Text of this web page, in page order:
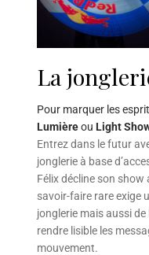
La
Pour marquer les
Lumièreou Light
Entrez dans le futur
jonglerie à base
Félix décline son
savoir-faire rare exige
jonglerie mais aussi
rendre lisible les
mouvement.